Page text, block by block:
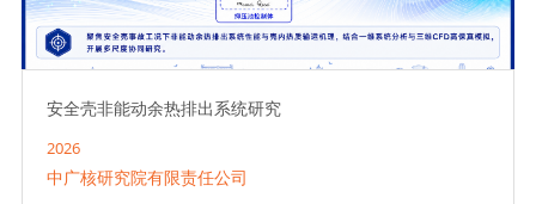
安全壳非能动余热排出系统研究
2026
中广核研究院有限责任公司